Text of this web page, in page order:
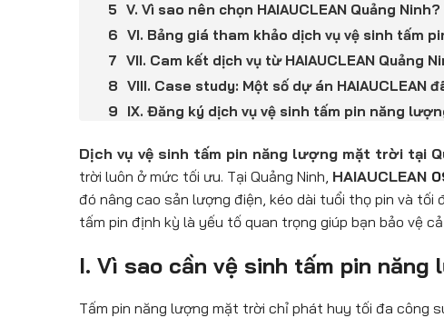
V. Vì sao nên chọn HAIAUCLEAN Quảng Ninh?
VI. Bảng giá tham khảo dịch vụ vệ sinh tấm
VII. Cam kết dịch vụ từ HAIAUCLEAN Quảng
VIII. Case study: Một số dự án HAIAUCLEAN
IX. Đăng ký dịch vụ vệ sinh tấm pin năng
Dịch vụ vệ sinh tấm pin năng lượng mặt trời tại
trời luôn ở mức tối ưu. Tại Quảng Ninh, HAIAUCLEAN
đó nâng cao sản lượng điện, kéo dài tuổi thọ pin và
tấm pin định kỳ là yếu tố quan trọng giúp bạn bảo vệ
I. Vì sao cần vệ sinh tấm pin
Tấm pin năng lượng mặt trời chỉ phát huy tối đa công